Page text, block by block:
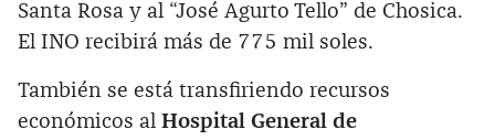
Santa Rosa y al “José Agurto Tello” de Chosica.
El INO recibirá más de 775 mil soles.
También se está transfiriendo recursos
económicos al Hospital General de